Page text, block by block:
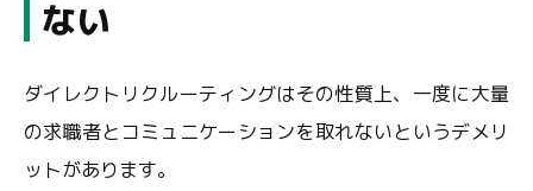
ない
ダイレクトリクルーティングはその性質上、一度に大量
の求職者とコミュニケーションを取れないというデメリ
ットがあります。